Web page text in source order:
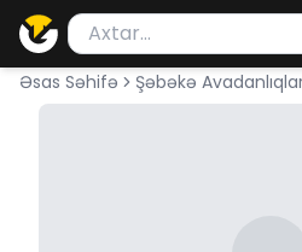
Məhsul axtar
Axtarış üçün ən azı 2
Əsas Səhifə Şəbəkə